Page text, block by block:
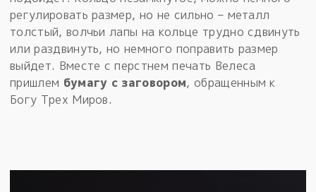
регулировать размер, но не сильно – металл
толстый, волчьи лапы на кольце трудно сдвинуть
или раздвинуть, но немного поправить размер
выйдет. Вместе с перстнем печать Велеса
пришлем бумагу с заговором, обращенным к
Богу Трех Миров.